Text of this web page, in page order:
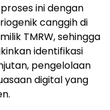
ini dengan
canggih di
TMRW, sehingga
identifikasi
pengelolaan
digital yang